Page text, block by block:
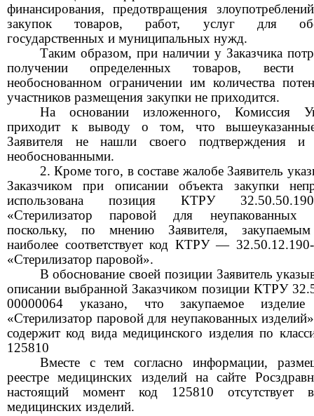
финансирования, предотвращения
закупок товаров, работ, услуг для
государственных и муниципальных нужд.
Таким образом, при наличии у Заказчика
получении определенных товаров,
необоснованном ограничении им количества
участников размещения закупки не приходится.
На основании изложенного, Комиссия
приходит к выводу о том, что
Заявителя не нашли своего подтверждения и
необоснованными.
2. Кроме того, в составе жалобе Заявитель
Заказчиком при описании объекта закупки
использована позиция КТРУ 32.50.50.190
«Стерилизатор паровой для неупакованных
поскольку, по мнению Заявителя,
наиболее соответствует код КТРУ —
«Стерилизатор паровой».
В обоснование своей позиции Заявитель
описании выбранной Заказчиком позиции КТРУ
00000064 указано, что закупаемое
«Стерилизатор паровой для неупакованных
содержит код вида медицинского изделия по
125810
Вместе с тем согласно информации,
реестре медицинских изделий на сайте
настоящий момент код 125810 отсутствует
медицинских изделий.